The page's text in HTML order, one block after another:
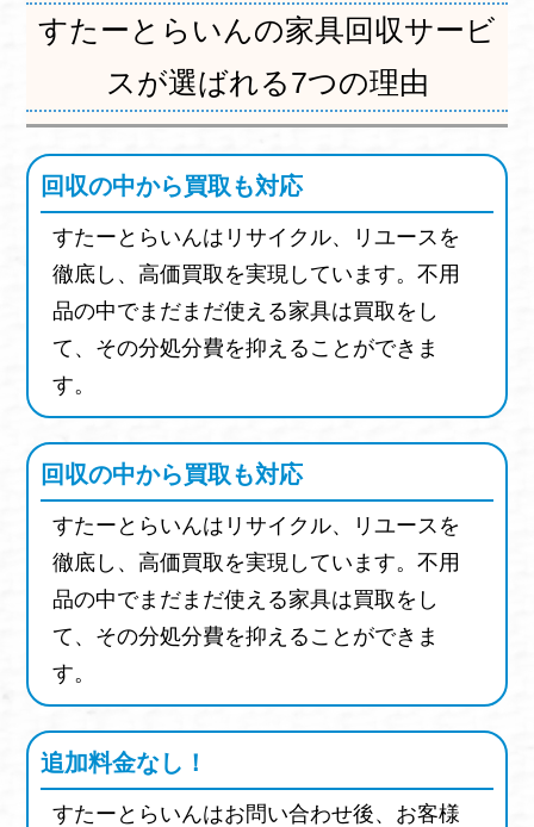
ぬいぐるみ 人形 お仏壇 冷凍庫 フリーザー
ドラム缶 バッテリー 耕運機 ラジカセ
健康器具 フェンス 玄関ドア
洗面台 流し台 自販機 自動販売機
ワープロ専用機 外付ドライブ
サーバーマシン サーバーラック
無停電装置(UPS) ルーター HUB(ハブ)
コピーボード 脇机のみ
プレジデントチェア 一人用ロッカー
二人用ロッカー 三人用ロッカー
ロビーチェア 応接センターテーブル
会議用チェア
マガジンラック ミーティングテーブル
ミーティングチェア
トレー書庫 丸イス 掃除用具入れ
すたーとらいんの家具回収サービ
スが選ばれる7つの理由
回収の中から買取も対応
すたーとらいんはリサイクル、リユースを
徹底し、高価買取を実現しています。不用
品の中でまだまだ使える家具は買取をし
て、その分処分費を抑えることができま
す。
回収の中から買取も対応
すたーとらいんはリサイクル、リユースを
徹底し、高価買取を実現しています。不用
品の中でまだまだ使える家具は買取をし
て、その分処分費を抑えることができま
す。
追加料金なし！
すたーとらいんはお問い合わせ後、お客様